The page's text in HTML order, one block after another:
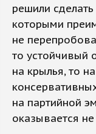
решили
которыми
не
то устойчивый
на крылья, то
на партийной
оказывается